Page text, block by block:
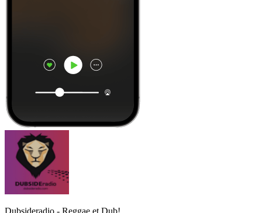
Dubsideradio - Reggae et Dub!